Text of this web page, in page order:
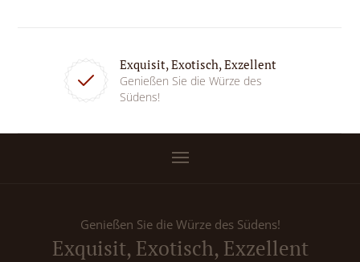
Exquisit, Exotisch, Exzellent
Genießen Sie die Würze des
Südens!
Genießen Sie die Würze des Südens!
Exquisit, Exotisch, Exzellent